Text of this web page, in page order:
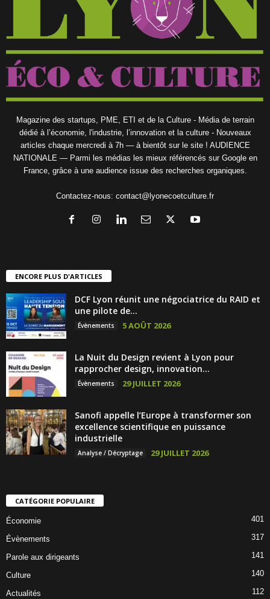
Magazine des startups, PME, ETI et de la Culture - Média de terrain
dédié à l’économie, l'industrie, l’innovation et la culture - Nouveaux
articles chaque mercredi à 7h — à bientôt sur le site ! AUDIENCE
NATIONALE — Parmi les médias les mieux référencés sur Google en
France, grâce à une audience issue des recherches organiques.
Contactez-nous: contact@lyonecoetculture.fr
ENCORE PLUS D'ARTICLES
DCF Lyon réunit une négociatrice du RAID et
une pilote de...
Évènements 5 AOÛT 2026
La Nuit du Design revient à Lyon pour
rapprocher design, innovation...
Évènements 29 JUILLET 2026
Sanofi appelle l’Europe à transformer son
excellence scientifique en puissance
industrielle
Analyse / Décryptage 29 JUILLET 2026
CATÉGORIE POPULAIRE
Économie 401
Évènements 317
Parole aux dirigeants 141
Culture 140
Actualités 112